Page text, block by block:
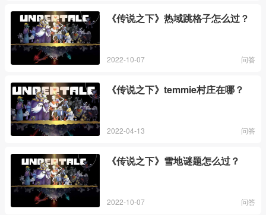
《传说之下》热域跳格子怎么过？
2022-10-07 问答
《传说之下》temmie村庄在哪？
2022-04-13 问答
《传说之下》雪地谜题怎么过？
2022-10-07 问答